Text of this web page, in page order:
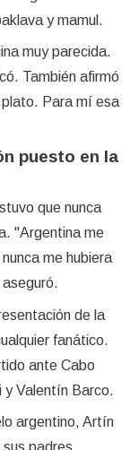
y mamul.
muy parecida.
También afirmó
Para mí esa
puesto en la
que nunca
"Argentina me
me hubiera
de la
fanático.
ante Cabo
y Valentín Barco.
argentino, Artín
padres